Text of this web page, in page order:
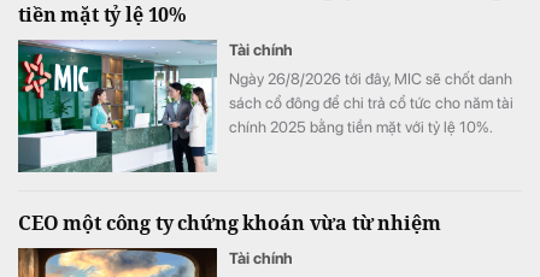
tiền mặt tỷ lệ 10%
Tài chính
Ngày 26/8/2026 tới đây, MIC sẽ chốt danh
sách cổ đông để chi trả cổ tức cho năm tài
chính 2025 bằng tiền mặt với tỷ lệ 10%.
CEO một công ty chứng khoán vừa từ nhiệm
Tài chính